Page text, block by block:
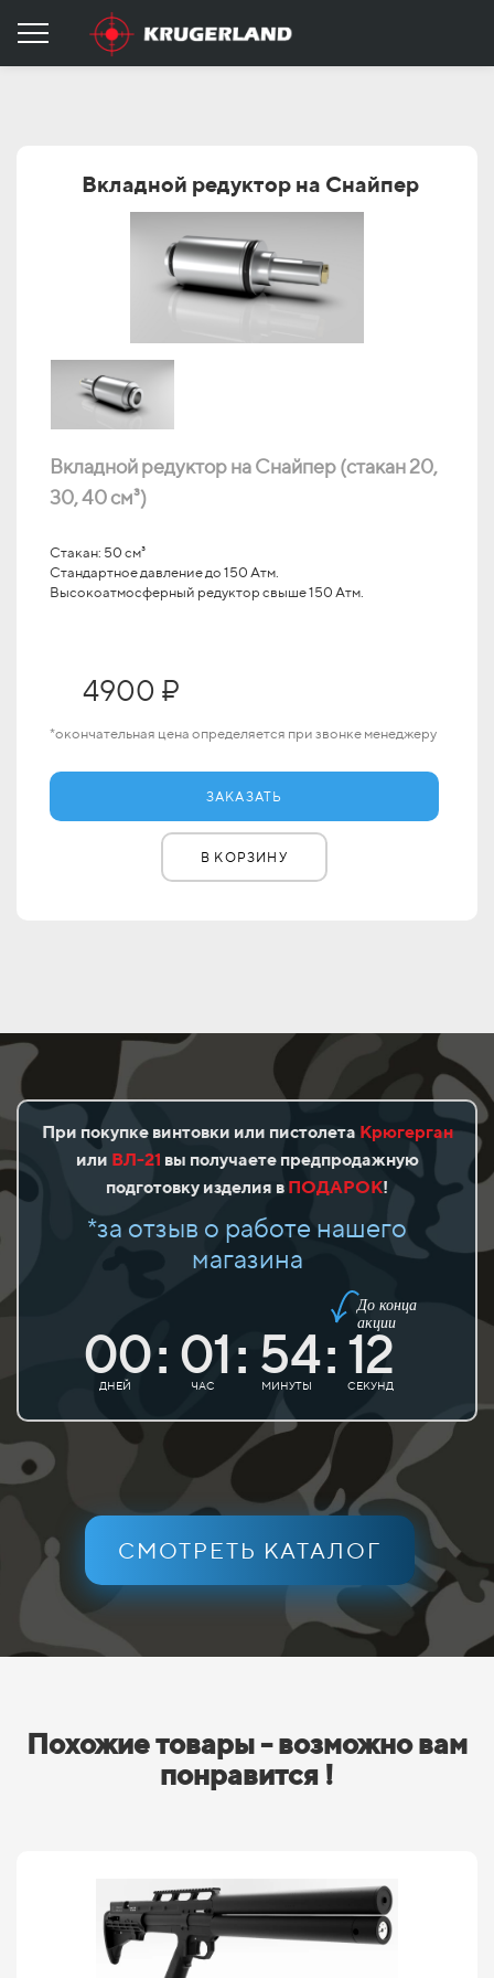
Вкладной редуктор на Снайпер
Вкладной редуктор на Снайпер (стакан 20,
30, 40 см³)
Стакан: 50 см³
Стандартное давление до 150 Атм.
Высокоатмосферный редуктор свыше 150 Атм.
4900 ₽
*окончательная цена определяется при звонке менеджеру
ЗАКАЗАТЬ
В КОРЗИНУ
При покупке винтовки или пистолета Крюгерган
или ВЛ-21 вы получаете предпродажную
подготовку изделия в ПОДАРОК!
*за отзыв о работе нашего
магазина
До конца
акции
00:
ДНЕЙ
01:
ЧАС
54:
МИНУТЫ
11
СЕКУНД
СМОТРЕТЬ КАТАЛОГ
Похожие товары - возможно вам
понравится !